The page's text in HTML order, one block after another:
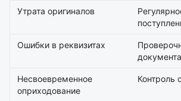
Утрата оригиналов
Ошибки в реквизитах
документа
Несвоевременное
оприходование
Контроль